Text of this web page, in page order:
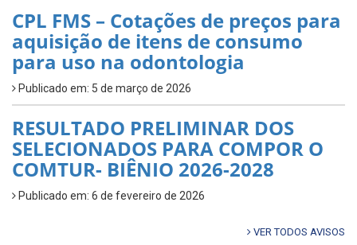
CPL FMS – Cotações de preços para
aquisição de itens de consumo
para uso na odontologia
Publicado em: 5 de março de 2026
RESULTADO PRELIMINAR DOS
SELECIONADOS PARA COMPOR O
COMTUR- BIÊNIO 2026-2028
Publicado em: 6 de fevereiro de 2026
VER TODOS AVISOS